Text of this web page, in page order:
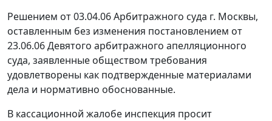
Решением от 03.04.06 Арбитражного суда г. Москвы,
оставленным без изменения постановлением от
23.06.06 Девятого арбитражного апелляционного
суда, заявленные обществом требования
удовлетворены как подтвержденные материалами
дела и нормативно обоснованные.
В кассационной жалобе инспекция просит